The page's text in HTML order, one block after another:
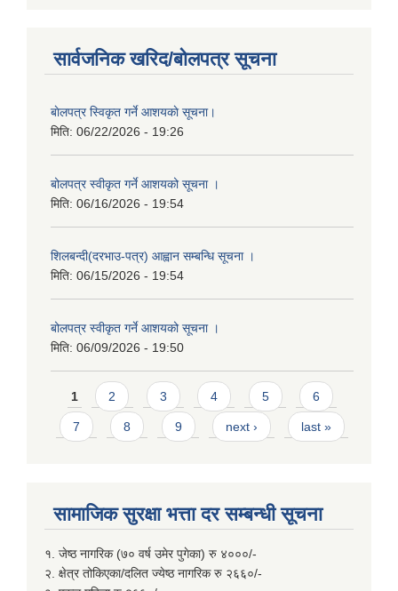
सार्वजनिक खरिद/बोलपत्र सूचना
बाेलपत्र स्विकृत गर्ने आशयकाे सूचना।
मिति: 06/22/2026 - 19:26
बोलपत्र स्वीकृत गर्ने आशयको सूचना ।
मिति: 06/16/2026 - 19:54
शिलबन्दी(दरभाउ-पत्र) आह्वान सम्बन्धि सूचना ।
मिति: 06/15/2026 - 19:54
बोलपत्र स्वीकृत गर्ने आशयको सूचना ।
मिति: 06/09/2026 - 19:50
Pages
1 2 3 4 5 6
7 8 9 next › last »
सामाजिक सुरक्षा भत्ता दर सम्बन्धी सूचना
१. जेष्ठ नागरिक (७० वर्ष उमेर पुगेका) रु ४०००/-
२. क्षेत्र तोकिएका/दलित ज्येष्ठ नागरिक रु २६६०/-